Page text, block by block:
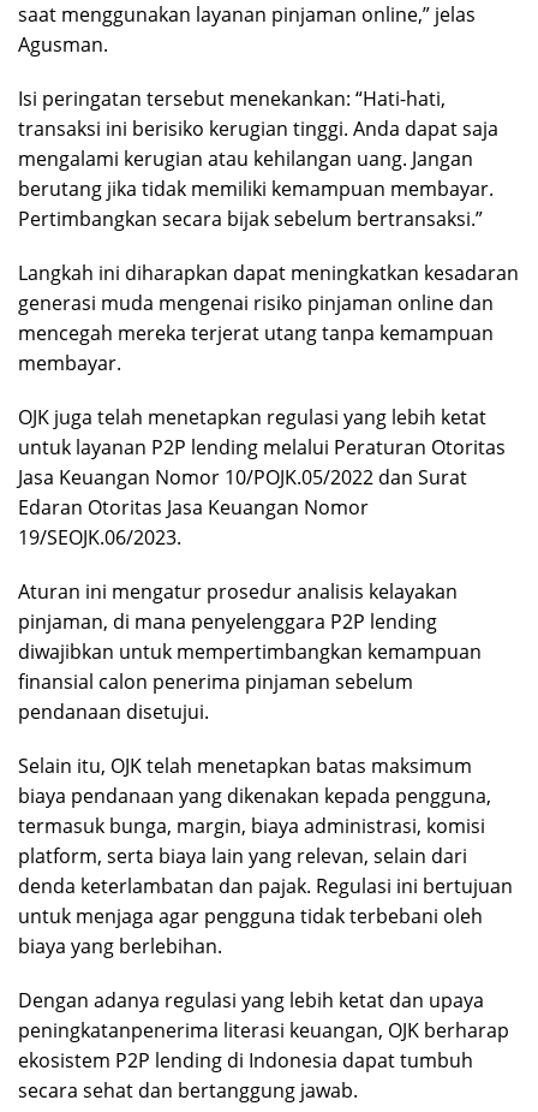
saat menggunakan layanan pinjaman online,” jelas
Agusman.
Isi peringatan tersebut menekankan: “Hati-hati,
transaksi ini berisiko kerugian tinggi. Anda dapat saja
mengalami kerugian atau kehilangan uang. Jangan
berutang jika tidak memiliki kemampuan membayar.
Pertimbangkan secara bijak sebelum bertransaksi.”
Langkah ini diharapkan dapat meningkatkan kesadaran
generasi muda mengenai risiko pinjaman online dan
mencegah mereka terjerat utang tanpa kemampuan
membayar.
OJK juga telah menetapkan regulasi yang lebih ketat
untuk layanan P2P lending melalui Peraturan Otoritas
Jasa Keuangan Nomor 10/POJK.05/2022 dan Surat
Edaran Otoritas Jasa Keuangan Nomor
19/SEOJK.06/2023.
Aturan ini mengatur prosedur analisis kelayakan
pinjaman, di mana penyelenggara P2P lending
diwajibkan untuk mempertimbangkan kemampuan
finansial calon penerima pinjaman sebelum
pendanaan disetujui.
Selain itu, OJK telah menetapkan batas maksimum
biaya pendanaan yang dikenakan kepada pengguna,
termasuk bunga, margin, biaya administrasi, komisi
platform, serta biaya lain yang relevan, selain dari
denda keterlambatan dan pajak. Regulasi ini bertujuan
untuk menjaga agar pengguna tidak terbebani oleh
biaya yang berlebihan.
Dengan adanya regulasi yang lebih ketat dan upaya
peningkatanpenerima literasi keuangan, OJK berharap
ekosistem P2P lending di Indonesia dapat tumbuh
secara sehat dan bertanggung jawab.